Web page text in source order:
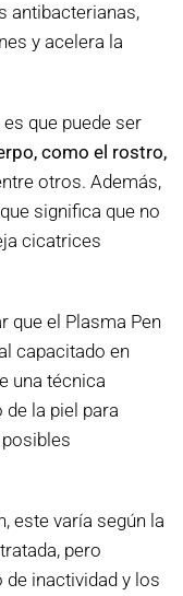
antibacterianas,
y acelera la
es que puede ser
como el rostro,
otros. Además,
significa que no
cicatrices
que el Plasma Pen
capacitado en
una técnica
la piel para
este varía según la
pero
de inactividad y los